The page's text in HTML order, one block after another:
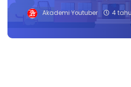
Akademi Youtuber 4